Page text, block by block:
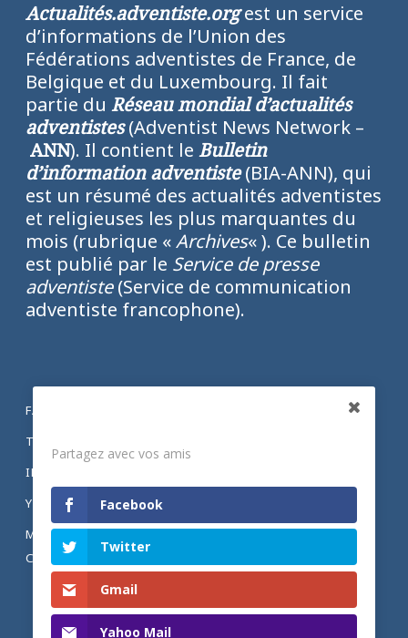
Actualités.adventiste.orgest un service
d’informations de l’Union des
Fédérations adventistes de France, de
Belgique et du Luxembourg. Il fait
partie du Réseau mondial d’actualités
adventistes(Adventist News Network –
ANN). Il contient le Bulletin
d’information adventiste(BIA-ANN), qui
est un résumé des actualités adventistes
et religieuses les plus marquantes du
mois (rubrique «Archives« ). Ce bulletin
est publié par le Service de presse
adventiste(Service de communication
adventiste francophone).
FACEBOOK
TWITTER
INSTAGRAM
YOUTUBE
MENTIONS LÉGALES ET POLITIQUE DE
CONFIDENTIALITÉ
Partagez avec vos amis
Facebook
Twitter
Gmail
Yahoo Mail